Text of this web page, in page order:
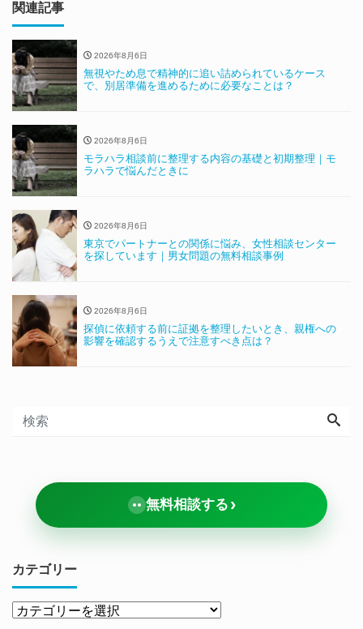
関連記事
2026年8月6日
無視やため息で精神的に追い詰められているケース
で、別居準備を進めるために必要なことは？
2026年8月6日
モラハラ相談前に整理する内容の基礎と初期整理｜モ
ラハラで悩んだときに
2026年8月6日
東京でパートナーとの関係に悩み、女性相談センター
を探しています｜男女問題の無料相談事例
2026年8月6日
探偵に依頼する前に証拠を整理したいとき、親権への
影響を確認するうえで注意すべき点は？
無料相談する ›
カテゴリー